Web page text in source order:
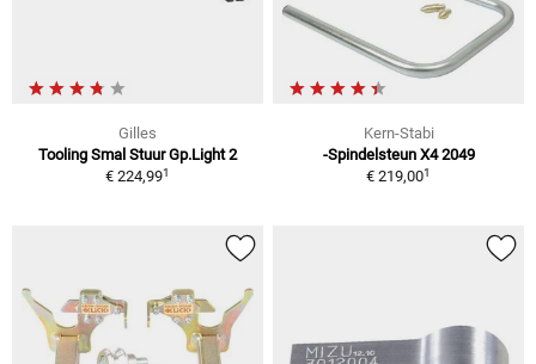
Gilles
Tooling Smal Stuur Gp.Light 2
€ 224,991
Kern-Stabi
-Spindelsteun X4 2049
€ 219,001